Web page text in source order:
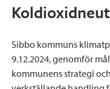
Sibbo kommuns
9.12.2024, genomför
kommunens strategi